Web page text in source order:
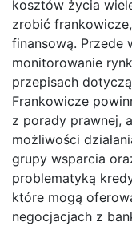
kosztów życia
zrobić
finansową. Przede
monitorowanie
przepisach
Frankowicze
z porady prawnej,
możliwości
grupy wsparcia
problematyką
które mogą
negocjacjach z